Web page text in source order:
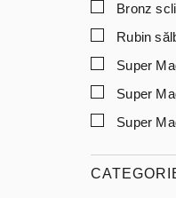
Bronz
Rubin
Super
Super
Super